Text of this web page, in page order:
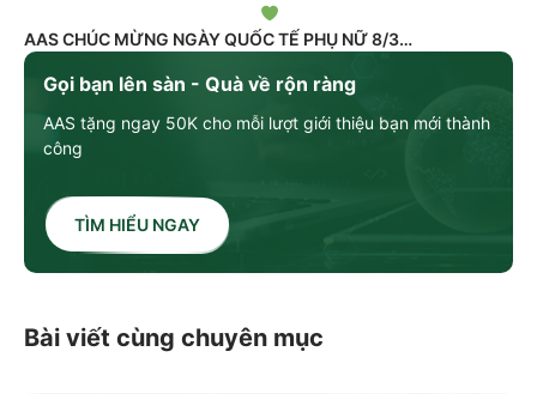
Gọi bạn lên sàn - Quà về rộn ràng
AAS tặng ngay 50K cho mỗi lượt giới thiệu bạn mới thành
công
TÌM HIỂU NGAY
AAS CHÚC MỪNG NGÀY QUỐC TẾ PHỤ NỮ 8/3
Bài viết cùng chuyên mục